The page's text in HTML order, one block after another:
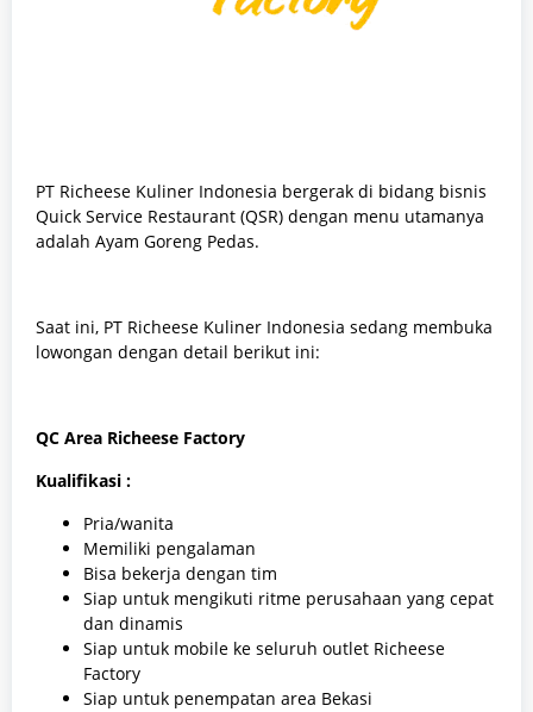
PT Richeese Kuliner Indonesia bergerak di bidang bisnis
Quick Service Restaurant (QSR) dengan menu utamanya
adalah Ayam Goreng Pedas.
Saat ini, PT Richeese Kuliner Indonesia sedang membuka
lowongan dengan detail berikut ini:
QC Area Richeese Factory
Kualifikasi :
Pria/wanita
Memiliki pengalaman
Bisa bekerja dengan tim
Siap untuk mengikuti ritme perusahaan yang cepat
dan dinamis
Siap untuk mobile ke seluruh outlet Richeese
Factory
Siap untuk penempatan area Bekasi